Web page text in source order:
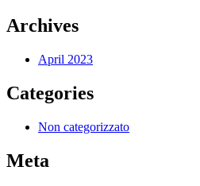
Archives
April 2023
Categories
Non categorizzato
Meta